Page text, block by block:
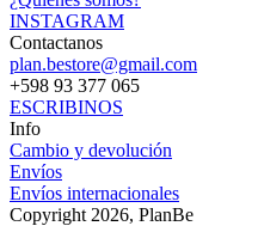
INSTAGRAM
Contactanos
plan.bestore@gmail.com
+598 93 377 065
ESCRIBINOS
Info
Cambio y devolución
Envíos
Envíos internacionales
Copyright 2026, PlanBe